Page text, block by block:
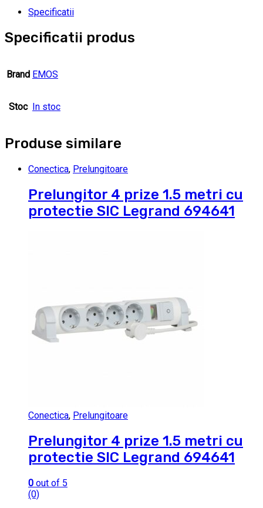
Specificatii
Specificatii produs
Brand EMOS
Stoc In stoc
Produse similare
Conectica, Prelungitoare
Prelungitor 4 prize 1.5 metri cu
protectie SIC Legrand 694641
Conectica, Prelungitoare
Prelungitor 4 prize 1.5 metri cu
protectie SIC Legrand 694641
0 out of 5
(0)